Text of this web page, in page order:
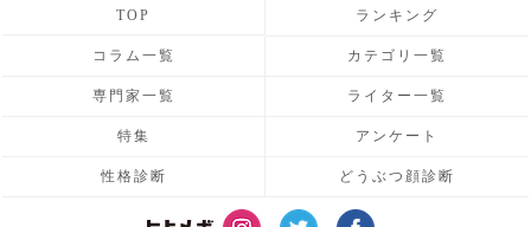
TOP ランキング
コラム一覧 カテゴリ一覧
専門家一覧 ライター一覧
特集 アンケート
性格診断 どうぶつ顔診断